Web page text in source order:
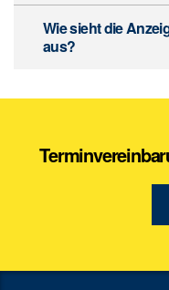
Wie sieht die
aus?